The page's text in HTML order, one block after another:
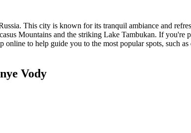
This city is known for its tranquil ambiance and
Mountains and the striking Lake Tambukan. If
to help guide you to the most popular spots, such
Vody